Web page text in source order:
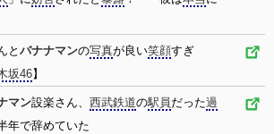
と バナナマンの写真が良い笑顔すぎ
坂46】
マン設楽さん、 西武鉄道の駅員 だった過
年で辞めていた